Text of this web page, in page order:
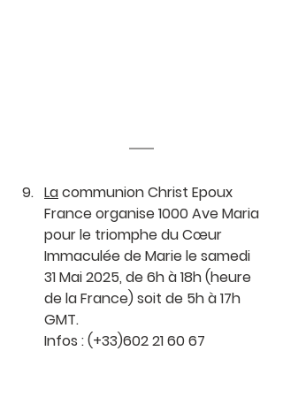
La communion Christ Epoux
France organise 1000 Ave Maria
pour le triomphe du Cœur
Immaculée de Marie le samedi
31 Mai 2025, de 6h à 18h (heure
de la France) soit de 5h à 17h
GMT.
Infos : (+33)602 21 60 67